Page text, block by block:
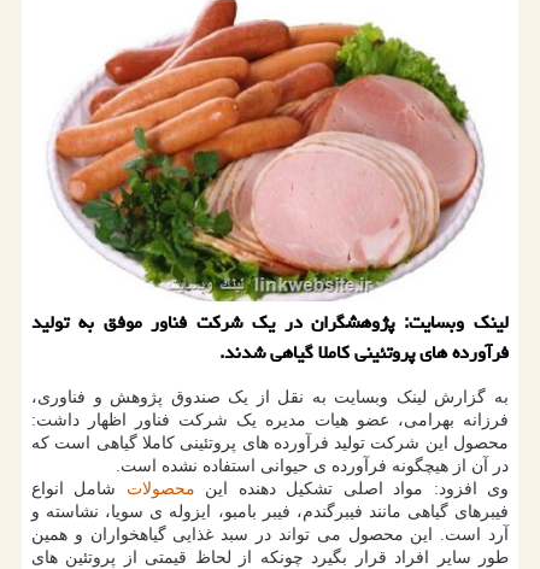
لینک وبسایت: پژوهشگران در یک شرکت فناور موفق به تولید
فرآورده های پروتئینی کاملا گیاهی شدند.
به گزارش لینک وبسایت به نقل از یک صندوق پژوهش و فناوری،
فرزانه بهرامی، عضو هیات مدیره یک شرکت فناور اظهار داشت:
محصول این شرکت تولید فرآورده های پروتئینی کاملا گیاهی است که
در آن از هیچگونه فرآورده ی حیوانی استفاده نشده است.
وی افزود: مواد اصلی تشکیل دهنده این محصولات شامل انواع
فیبرهای گیاهی مانند فیبرگندم، فیبر بامبو، ایزوله ی سویا، نشاسته و
آرد است. این محصول می تواند در سبد غذایی گیاهخواران و همین
طور سایر افراد قرار بگیرد چونکه از لحاظ قیمتی از پروتئین های